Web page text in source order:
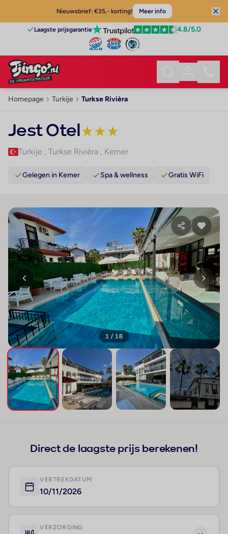
Nieuwsbrief: €35,- korting! Meer info
Laagste prijsgarantie 4.8/5.0
Homepage Turkije Turkse Rivièra
Jest Otel★★★
Turkije , Turkse Rivièra , Kemer
Gelegen in Kemer Spa & wellness Gratis WiFi
1 / 18
Direct de laagste prijs berekenen!
VERTREKDATUM
10/11/2026
VERZORGING